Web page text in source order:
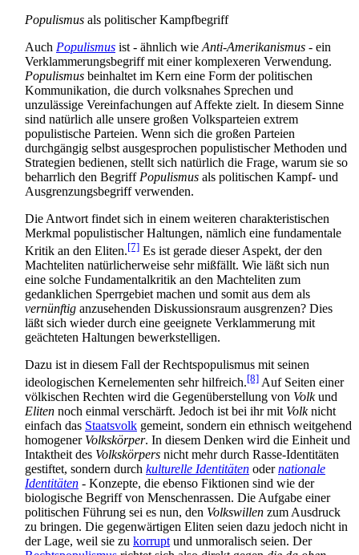
Populismus als politischer Kampfbegriff
Auch Populismus ist - ähnlich wie Anti-Amerikanismus - ein
Verklammerungs­begriff mit einer komplexeren Verwendung.
Populismus beinhaltet im Kern eine Form der politischen
Kommunikation, die durch volksnahes Sprechen und
unzulässige Vereinfachungen auf Affekte zielt. In diesem Sinne
sind natürlich alle unsere großen Volks­parteien extrem
populistische Parteien. Wenn sich die großen Parteien
durchgängig selbst ausgesprochen populistischer Methoden und
Strategien bedienen, stellt sich natürlich die Frage, warum sie so
beharrlich den Begriff Populismus als politischen Kampf- und
Aus­grenzungs­begriff verwenden.
Die Antwort findet sich in einem weiteren charakteristischen
Merkmal populistischer Haltungen, nämlich eine fundamentale
Kritik an den Eliten.[7] Es ist gerade dieser Aspekt, der den
Macht­eliten natürlicherweise sehr mißfällt. Wie läßt sich nun
eine solche Fundamental­kritik an den Macht­eliten zum
gedanklichen Sperrgebiet machen und somit aus dem als
vernünftig anzusehenden Diskussions­raum ausgrenzen? Dies
läßt sich wieder durch eine geeignete Verklammerung mit
geächteten Haltungen bewerkstelligen.
Dazu ist in diesem Fall der Rechtspopulismus mit seinen
ideologischen Kern­elementen sehr hilfreich.[8] Auf Seiten einer
völkischen Rechten wird die Gegen­über­stellung von Volkund
Eliten noch einmal verschärft. Jedoch ist bei ihr mit Volknicht
einfach das Staatsvolk gemeint, sondern ein ethnisch weitgehend
homogener Volkskörper. In diesem Denken wird die Einheit und
Intaktheit des Volkskörpers nicht mehr durch Rasse-Identitäten
gestiftet, sondern durch kulturelle Identitäten odernationale
Identitäten - Konzepte, die ebenso Fiktionen sind wie der
biologische Begriff von Menschen­rassen. Die Aufgabe einer
politischen Führung sei es nun, den Volkswillen zum Ausdruck
zu bringen. Die gegenwärtigen Eliten seien dazu jedoch nicht in
der Lage, weil sie zu korrupt und unmoralisch seien. Der